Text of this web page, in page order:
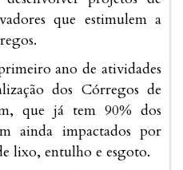
que estimulem a
ano de atividades
dos Córregos de
que já tem 90% dos
ainda impactados por
lixo, entulho e esgoto.